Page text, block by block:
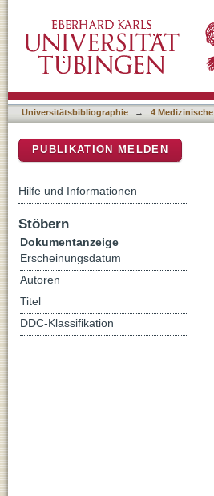
Universitätsbibliographie → 4
PUBLIKATION MELDEN
Hilfe und Informationen
Stöbern
Dokumentanzeige
Erscheinungsdatum
Autoren
Titel
DDC-Klassifikation